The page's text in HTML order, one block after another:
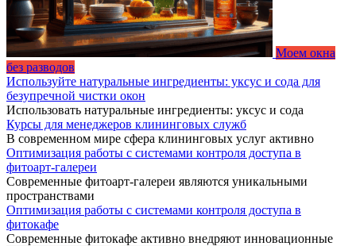
Моем окна
без разводов
Используйте натуральные ингредиенты: уксус и сода для
безупречной чистки окон
Использовать натуральные ингредиенты: уксус и сода
Курсы для менеджеров клининговых служб
В современном мире сфера клининговых услуг активно
Оптимизация работы с системами контроля доступа в
фитоарт-галереи
Современные фитоарт-галереи являются уникальными
пространствами
Оптимизация работы с системами контроля доступа в
фитокафе
Современные фитокафе активно внедряют инновационные